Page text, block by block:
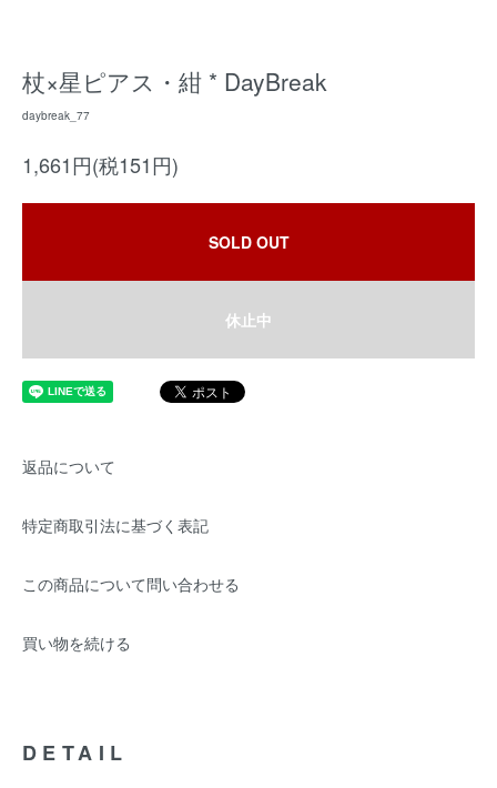
杖×星ピアス・紺 * DayBreak
daybreak_77
1,661円(税151円)
SOLD OUT
休止中
返品について
特定商取引法に基づく表記
この商品について問い合わせる
買い物を続ける
DETAIL